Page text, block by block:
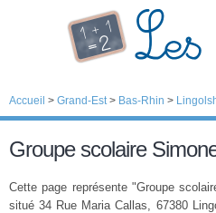
Accueil > Grand-Est> Bas-Rhin >
Groupe scolaire
Cette page représente "Groupe
situé 34 Rue Maria Callas, 67380